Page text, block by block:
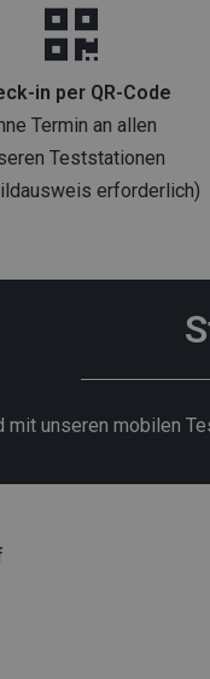
in per QR-Code
Termin an allen
Teststationen
erforderlich)
mit unseren mobilen